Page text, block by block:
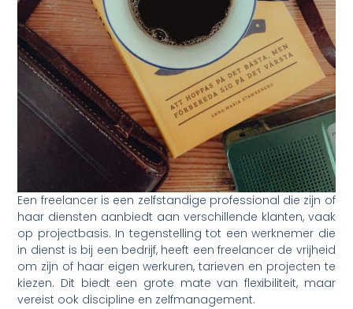
Een freelancer is een zelfstandige professional die zijn of
haar diensten aanbiedt aan verschillende klanten, vaak
op projectbasis. In tegenstelling tot een werknemer die
in dienst is bij een bedrijf, heeft een freelancer de vrijheid
om zijn of haar eigen werkuren, tarieven en projecten te
kiezen. Dit biedt een grote mate van flexibiliteit, maar
vereist ook discipline en zelfmanagement.